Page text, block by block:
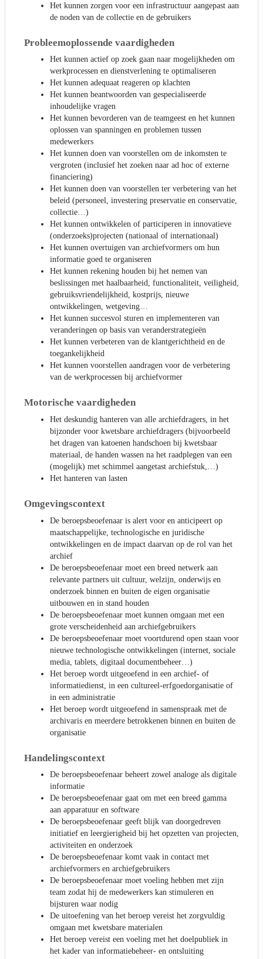
Het kunnen zorgen voor een infrastructuur aangepast aan
de noden van de collectie en de gebruikers
Probleemoplossende vaardigheden
Het kunnen actief op zoek gaan naar mogelijkheden om
werkprocessen en dienstverlening te optimaliseren
Het kunnen adequaat reageren op klachten
Het kunnen beantwoorden van gespecialiseerde
inhoudelijke vragen
Het kunnen bevorderen van de teamgeest en het kunnen
oplossen van spanningen en problemen tussen
medewerkers
Het kunnen doen van voorstellen om de inkomsten te
vergroten (inclusief het zoeken naar ad hoc of externe
financiering)
Het kunnen doen van voorstellen ter verbetering van het
beleid (personeel, investering preservatie en conservatie,
collectie…)
Het kunnen ontwikkelen of participeren in innovatieve
(onderzoeks)projecten (nationaal of internationaal)
Het kunnen overtuigen van archiefvormers om hun
informatie goed te organiseren
Het kunnen rekening houden bij het nemen van
beslissingen met haalbaarheid, functionaliteit, veiligheid,
gebruiksvriendelijkheid, kostprijs, nieuwe
ontwikkelingen, wetgeving…
Het kunnen succesvol sturen en implementeren van
veranderingen op basis van veranderstrategieën
Het kunnen verbeteren van de klantgerichtheid en de
toegankelijkheid
Het kunnen voorstellen aandragen voor de verbetering
van de werkprocessen bij archiefvormer
Motorische vaardigheden
Het deskundig hanteren van alle archiefdragers, in het
bijzonder voor kwetsbare archiefdragers (bijvoorbeeld
het dragen van katoenen handschoen bij kwetsbaar
materiaal, de handen wassen na het raadplegen van een
(mogelijk) met schimmel aangetast archiefstuk,…)
Het hanteren van lasten
Omgevingscontext
De beroepsbeoefenaar is alert voor en anticipeert op
maatschappelijke, technologische en juridische
ontwikkelingen en de impact daarvan op de rol van het
archief
De beroepsbeoefenaar moet een breed netwerk aan
relevante partners uit cultuur, welzijn, onderwijs en
onderzoek binnen en buiten de eigen organisatie
uitbouwen en in stand houden
De beroepsbeoefenaar moet kunnen omgaan met een
grote verscheidenheid aan archiefgebruikers
De beroepsbeoefenaar moet voortdurend open staan voor
nieuwe technologische ontwikkelingen (internet, sociale
media, tablets, digitaal documentbeheer…)
Het beroep wordt uitgeoefend in een archief- of
informatiedienst, in een cultureel-erfgoedorganisatie of
in een administratie
Het beroep wordt uitgeoefend in samenspraak met de
archivaris en meerdere betrokkenen binnen en buiten de
organisatie
Handelingscontext
De beroepsbeoefenaar beheert zowel analoge als digitale
informatie
De beroepsbeoefenaar gaat om met een breed gamma
aan apparatuur en software
De beroepsbeoefenaar geeft blijk van doorgedreven
initiatief en leergierigheid bij het opzetten van projecten,
activiteiten en onderzoek
De beroepsbeoefenaar komt vaak in contact met
archiefvormers en archiefgebruikers
De beroepsbeoefenaar moet voeling hebben met zijn
team zodat hij de medewerkers kan stimuleren en
bijsturen waar nodig
De uitoefening van het beroep vereist het zorgvuldig
omgaan met kwetsbare materialen
Het beroep vereist een voeling met het doelpubliek in
het kader van informatiebeheer- en ontsluiting